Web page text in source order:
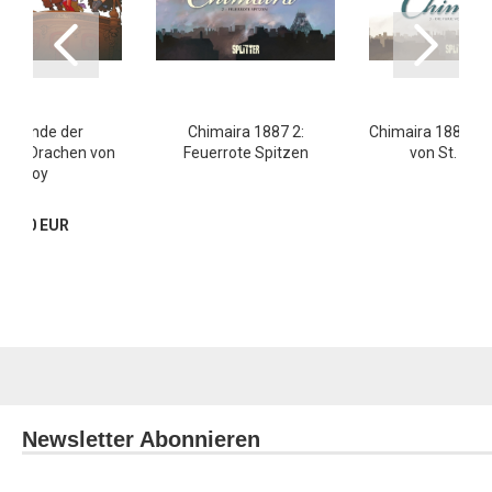
Stunde der
Drachen von
Troy
EUR
Chimaira 1887 2:
Feuerrote Spitzen
Chimaira 1887 3:
von St.
Newsletter Abonnieren